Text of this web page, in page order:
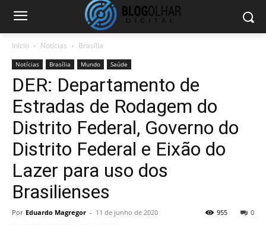
Início Notícias Brasília
Notícias Brasília Mundo Saúde
DER: Departamento de
Estradas de Rodagem do
Distrito Federal, Governo do
Distrito Federal e Eixão do
Lazer para uso dos
Brasilienses
Por Eduardo Magregor - 11 de junho de 2020 0
955